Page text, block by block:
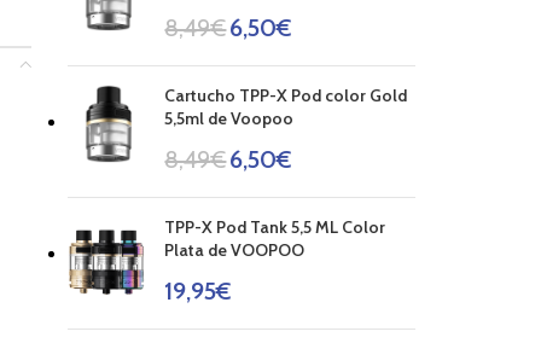
8,49€6,50€
Cartucho TPP-X Pod color Gold
5,5ml de Voopoo
8,49€6,50€
TPP-X Pod Tank 5,5 ML Color
Plata de VOOPOO
19,95€